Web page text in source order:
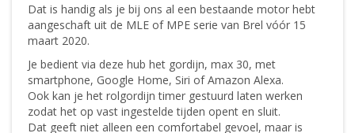
Dat is handig als je bij ons al een bestaande motor hebt
aangeschaft uit de MLE of MPE serie van Brel vóór 15
maart 2020.
Je bedient via deze hub het gordijn, max 30, met
smartphone, Google Home, Siri of Amazon Alexa.
Ook kan je het rolgordijn timer gestuurd laten werken
zodat het op vast ingestelde tijden opent en sluit.
Dat geeft niet alleen een comfortabel gevoel, maar is